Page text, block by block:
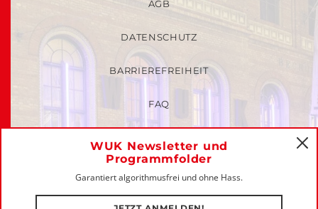
WUK Newsletter und
Programmfolder
Garantiert algorithmusfrei und ohne Hass.
AGB
DATENSCHUTZ
BARRIEREFREIHEIT
FAQ
IMPRESSUM